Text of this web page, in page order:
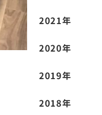
2021年
2020年
2019年
2018年